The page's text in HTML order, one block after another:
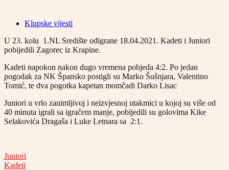
Klupske vijesti
U 23. kolu 1.NL Središte odigrane 18.04.2021. Kadeti i Juniori
pobijedili Zagorec iz Krapine.
Kadeti napokon nakon dugo vremena pobjeda 4:2. Po jedan
pogodak za NK Špansko postigli su Marko Šušnjara, Valentino
Tomić, te dva pogotka kapetan momčadi Darko Lisac
Juniori u vrlo zanimljivoj i neizvjesnoj utakmici u kojoj su više od
40 minuta igrali sa igračem manje, pobijedili su golovima Kike
Selakovića Dragaša i Luke Letnara sa 2:1.
Juniori
Kadeti